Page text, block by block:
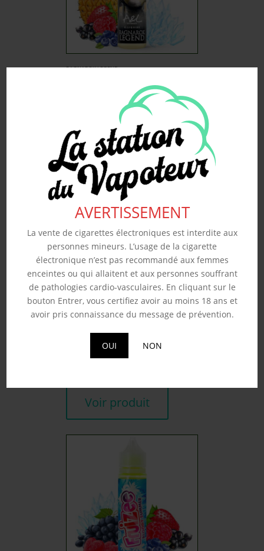
AVERTISSEMENT
La vente de cigarettes électroniques est interdite aux
personnes mineurs. L’usage de la cigarette
électronique n’est pas recommandé aux femmes
enceintes ou qui allaitent et aux personnes souffrant
de pathologies cardio-vasculaires. En cliquant sur le
bouton Entrer, vous certifiez avoir au moins 18 ans et
avoir pris connaissance du message de prévention.
OUI NON
RAGNAROK LEGEND –
Souhaits
Voir produit
Voir produit